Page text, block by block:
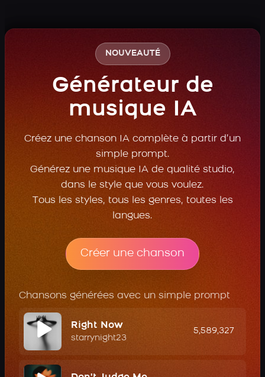
NOUVEAUTÉ
Générateur de
musique IA
Créez une chanson IA complète à partir d’un
simple prompt.
Générez une musique IA de qualité studio,
dans le style que vous voulez.
Tous les styles, tous les genres, toutes les
langues.
Créer une chanson
Chansons générées avec un simple prompt
Right Now
starrynight23
5,589,327